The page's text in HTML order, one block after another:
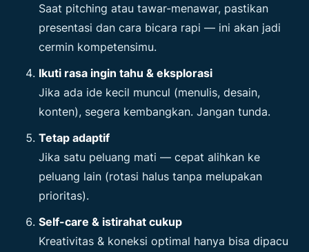
Saat pitching atau tawar-menawar, pastikan
presentasi dan cara bicara rapi — ini akan jadi
cermin kompetensimu.
Ikuti rasa ingin tahu & eksplorasi
Jika ada ide kecil muncul (menulis, desain,
konten), segera kembangkan. Jangan tunda.
Tetap adaptif
Jika satu peluang mati — cepat alihkan ke
peluang lain (rotasi halus tanpa melupakan
prioritas).
Self-care & istirahat cukup
Kreativitas & koneksi optimal hanya bisa dipacu